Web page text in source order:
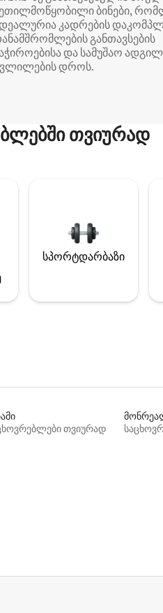
ბინები,
კადრების
განთავსების
და სამუშაო
დროს.
თვიურად
სპორტდარბაზი
თვიურად